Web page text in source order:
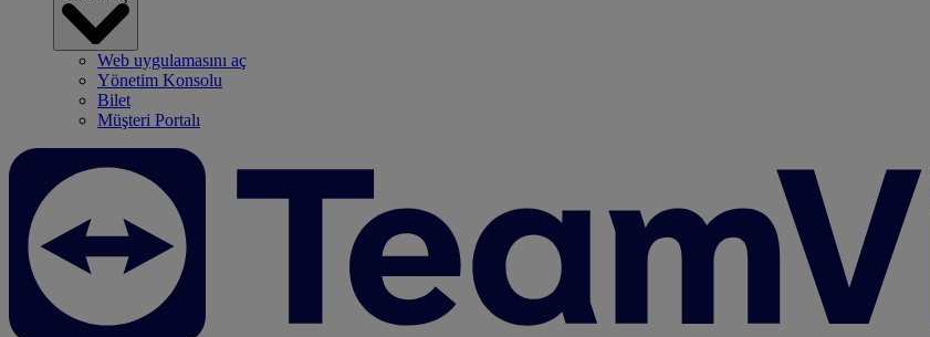
Web uygulamasını aç
Yönetim Konsolu
Bilet
Müşteri Portalı